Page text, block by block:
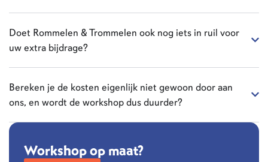
Doet Rommelen & Trommelen ook nog iets in ruil voor
uw extra bijdrage?
Bereken je de kosten eigenlijk niet gewoon door aan
ons, en wordt de workshop dus duurder?
Workshop op maat?